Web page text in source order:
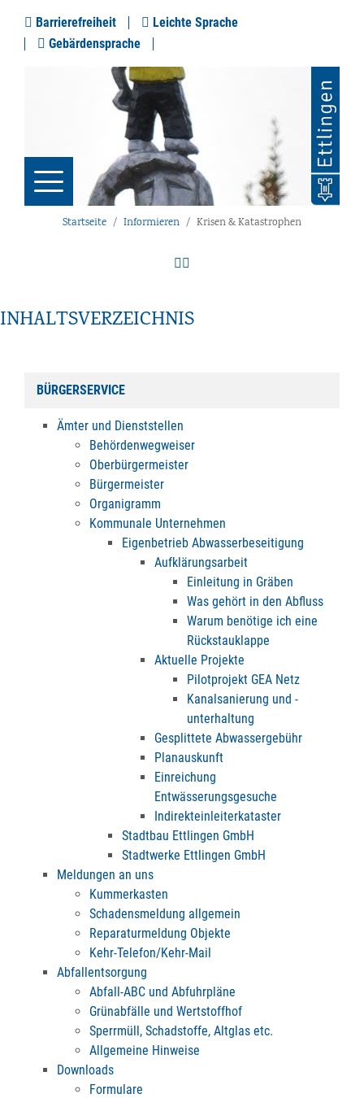
Barrierefreiheit
Leichte Sprache
Gebärdensprache
Startseite Informieren Krisen & Katastrophen
INHALTSVERZEICHNIS
BÜRGERSERVICE
Ämter und Dienststellen
Behördenwegweiser
Oberbürgermeister
Bürgermeister
Organigramm
Kommunale Unternehmen
Eigenbetrieb Abwasserbeseitigung
Aufklärungsarbeit
Einleitung in Gräben
Was gehört in den Abfluss
Warum benötige ich eine
Rückstauklappe
Aktuelle Projekte
Pilotprojekt GEA Netz
Kanalsanierung und -
unterhaltung
Gesplittete Abwassergebühr
Planauskunft
Einreichung
Entwässerungsgesuche
Indirekteinleiterkataster
Stadtbau Ettlingen GmbH
Stadtwerke Ettlingen GmbH
Meldungen an uns
Kummerkasten
Schadensmeldung allgemein
Reparaturmeldung Objekte
Kehr-Telefon/Kehr-Mail
Abfallentsorgung
Abfall-ABC und Abfuhrpläne
Grünabfälle und Wertstoffhof
Sperrmüll, Schadstoffe, Altglas etc.
Allgemeine Hinweise
Downloads
Formulare